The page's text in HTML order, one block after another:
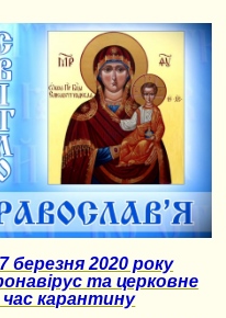
березня 2020 року
та церковне
карантину